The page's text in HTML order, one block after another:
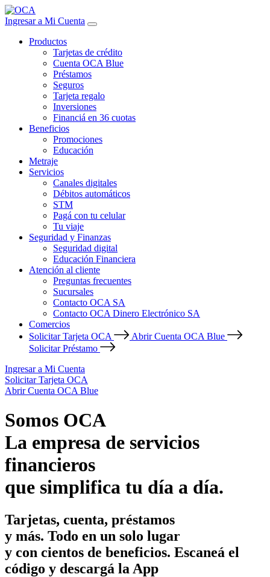
Ingresar a Mi Cuenta
Productos
Tarjetas de crédito
Cuenta OCA Blue
Préstamos
Seguros
Tarjeta regalo
Inversiones
Financiá en 36 cuotas
Beneficios
Promociones
Educación
Metraje
Servicios
Canales digitales
Débitos automáticos
STM
Pagá con tu celular
Tu viaje
Seguridad y Finanzas
Seguridad digital
Educación Financiera
Atención al cliente
Preguntas frecuentes
Sucursales
Contacto OCA SA
Contacto OCA Dinero Electrónico SA
Comercios
Solicitar Tarjeta OCA
Abrir Cuenta OCA Blue
Solicitar Préstamo
Ingresar a Mi Cuenta
Solicitar Tarjeta OCA
Abrir Cuenta OCA Blue
Somos OCA
La empresa de servicios
financieros
que simplifica tu día a día.
Tarjetas, cuenta, préstamos
y más. Todo en un solo lugar
y con cientos de beneficios. Escaneá el
código y descargá la App